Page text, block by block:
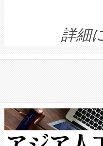
きます。こ
ます。
quality and
BESS stack
centers.
からシステム
クルの各段階
[…]
イズの小径
す。ノーマ
ートル先まで
トに対して
では、反射率
で向上し、最
ットだけで最
詳細